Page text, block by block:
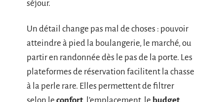
séjour.
Un détail change pas mal de choses : pouvoir
atteindre à pied la boulangerie, le marché, ou
partir en randonnée dès le pas de la porte. Les
plateformes de réservation facilitent la chasse
à la perle rare. Elles permettent de filtrer
selon le confort, l’emplacement, le budget,